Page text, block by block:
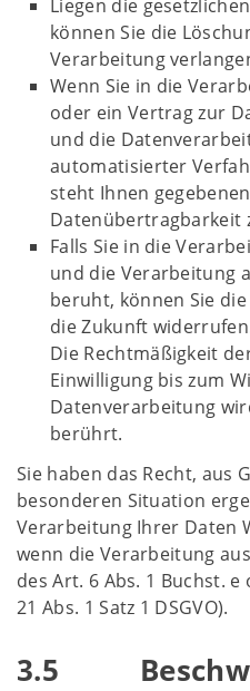
Liegen die
können Sie die
Verarbeitung
Wenn Sie in die
oder ein Vertrag zur
und die
automatisierter
steht Ihnen
Datenübertragbarkeit
Falls Sie in die
und die Verarbeitung
beruht, können Sie
die Zukunft
Die Rechtmäßigkeit
Einwilligung bis zum
Datenverarbeitung
berührt.
Sie haben das Recht, aus
besonderen Situation
Verarbeitung Ihrer Daten
wenn die Verarbeitung
des Art. 6 Abs. 1 Buchst.
21 Abs. 1 Satz 1 DSGVO).
3.5